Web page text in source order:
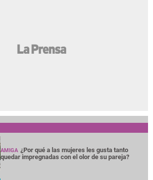
AMIGA ¿Por qué a las mujeres les gusta tanto
quedar impregnadas con el olor de su pareja?